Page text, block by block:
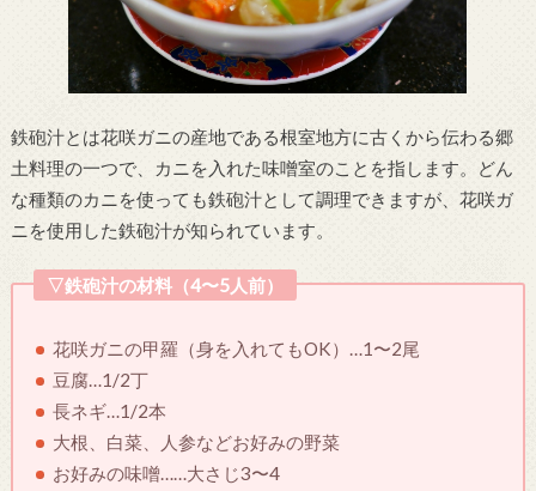
鉄砲汁とは花咲ガニの産地である根室地方に古くから伝わる郷
土料理の一つで、カニを入れた味噌室のことを指します。どん
な種類のカニを使っても鉄砲汁として調理できますが、花咲ガ
ニを使用した鉄砲汁が知られています。
▽鉄砲汁の材料（4〜5人前）
花咲ガニの甲羅（身を入れてもOK）…1〜2尾
豆腐…1/2丁
長ネギ…1/2本
大根、白菜、人参などお好みの野菜
お好みの味噌……大さじ3〜4